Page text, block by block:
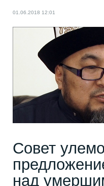
01.06.2018 12:01
Совет
над